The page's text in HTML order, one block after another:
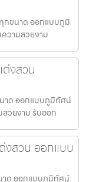
กขนาด ออกแบบภูมิ
วามสวยงาม
งสวน
าด ออกแบบภูมิทัศน์
สวยงาม รับออก
งสวน ออกแบบ
าด ออกแบบภูมิทัศน์